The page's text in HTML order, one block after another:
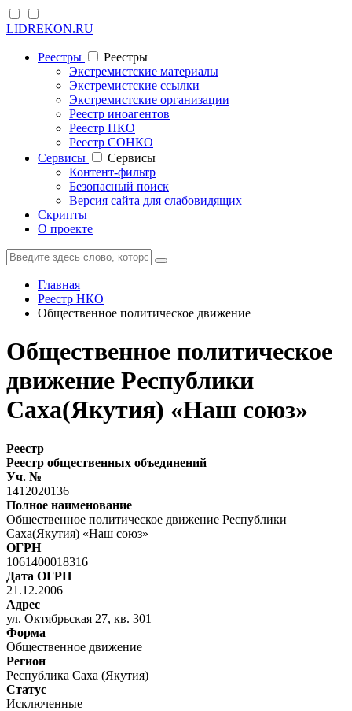
LIDREKON.RU
Реестры
Реестры
Экстремистские материалы
Экстремистские ссылки
Экстремистские организации
Реестр иноагентов
Реестр НКО
Реестр СОНКО
Cервисы
Cервисы
Контент-фильтр
Безопасный поиск
Версия сайта для слабовидящих
Скрипты
О проекте
Главная
Реестр НКО
Общественное политическое движение
Общественное политическое
движение Республики
Саха(Якутия) «Наш союз»
Реестр
Реестр общественных объединений
Уч. №
1412020136
Полное наименование
Общественное политическое движение Республики
Саха(Якутия) «Наш союз»
ОГРН
1061400018316
Дата ОГРН
21.12.2006
Адрес
ул. Октябрьская 27, кв. 301
Форма
Общественное движение
Регион
Республика Саха (Якутия)
Статус
Исключенные